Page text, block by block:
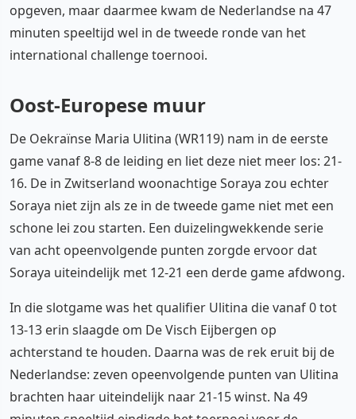
opgeven, maar daarmee kwam de Nederlandse na 47
minuten speeltijd wel in de tweede ronde van het
international challenge toernooi.
Oost-Europese muur
De Oekraïnse Maria Ulitina (WR119) nam in de eerste
game vanaf 8-8 de leiding en liet deze niet meer los: 21-
16. De in Zwitserland woonachtige Soraya zou echter
Soraya niet zijn als ze in de tweede game niet met een
schone lei zou starten. Een duizelingwekkende serie
van acht opeenvolgende punten zorgde ervoor dat
Soraya uiteindelijk met 12-21 een derde game afdwong.
In die slotgame was het qualifier Ulitina die vanaf 0 tot
13-13 erin slaagde om De Visch Eijbergen op
achterstand te houden. Daarna was de rek eruit bij de
Nederlandse: zeven opeenvolgende punten van Ulitina
brachten haar uiteindelijk naar 21-15 winst. Na 49